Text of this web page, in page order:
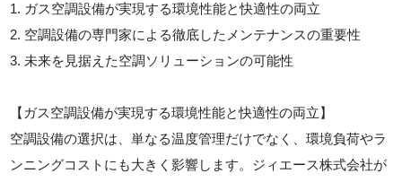
1. ガス空調設備が実現する環境性能と快適性の両立
2. 空調設備の専門家による徹底したメンテナンスの重要性
3. 未来を見据えた空調ソリューションの可能性
【ガス空調設備が実現する環境性能と快適性の両立】
空調設備の選択は、単なる温度管理だけでなく、環境負荷やラ
ンニングコストにも大きく影響します。ジィエース株式会社が